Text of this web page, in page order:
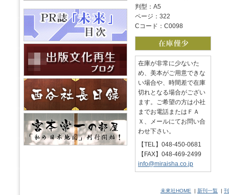
判型：A5
ページ：322
Cコード：C0098
在庫が非常に少ないた
め、美本がご用意できな
い場合や、時間差で在庫
切れとなる場合がござい
ます。ご希望の方は小社
までお電話またはＦＡ
Ｘ、メールにてお問い合
わせ下さい。
【TEL】048-450-0681
【FAX】048-469-2499
info@miraisha.co.jp
未來社HOME | 新刊一覧 |